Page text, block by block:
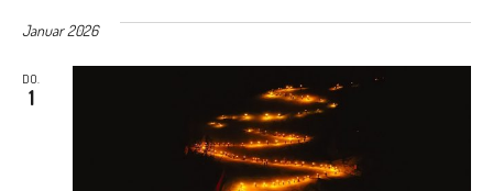
Januar 2026
DO.
1